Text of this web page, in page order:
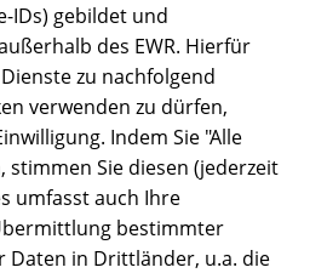
IDs) gebildet und
des EWR. Hierfür
zu nachfolgend
verwenden zu dürfen,
Indem Sie "Alle
stimmen Sie diesen (jederzeit
umfasst auch Ihre
bestimmter
Daten in Drittländer, u.a. die